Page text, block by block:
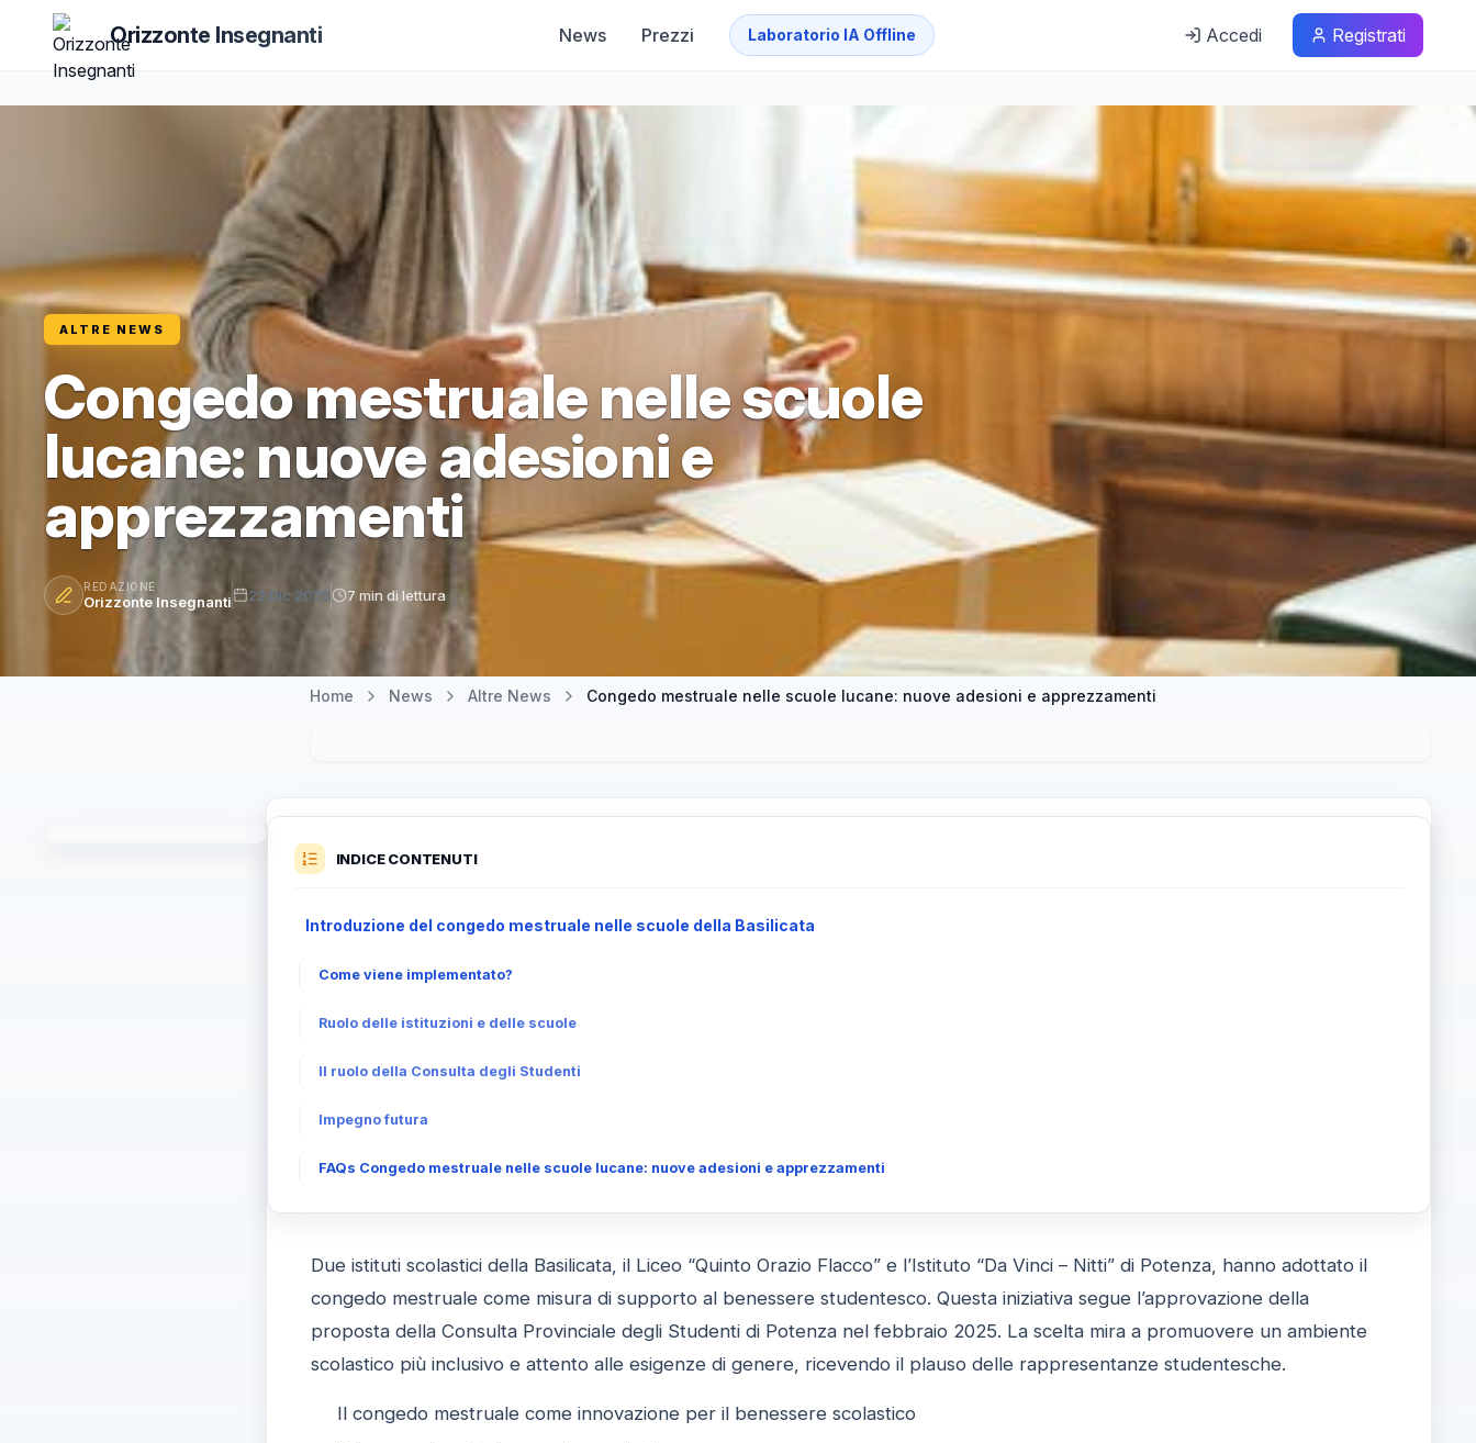
Orizzonte Insegnanti News Prezzi Laboratorio IA Offline Accedi Registrati
ALTRE NEWS
Congedo mestruale nelle scuole
lucane: nuove adesioni e
apprezzamenti
REDAZIONE
Orizzonte Insegnanti 22 Dic 2025 7 min di lettura
Home News Altre News Congedo mestruale nelle scuole lucane: nuove adesioni e apprezzamenti
INDICE CONTENUTI
Introduzione del congedo mestruale nelle scuole della Basilicata
Come viene implementato?
Ruolo delle istituzioni e delle scuole
Il ruolo della Consulta degli Studenti
Impegno futura
FAQs Congedo mestruale nelle scuole lucane: nuove adesioni e apprezzamenti
Due istituti scolastici della Basilicata, il Liceo “Quinto Orazio Flacco” e l’Istituto “Da Vinci – Nitti” di Potenza, hanno adottato il
congedo mestruale come misura di supporto al benessere studentesco. Questa iniziativa segue l’approvazione della
proposta della Consulta Provinciale degli Studenti di Potenza nel febbraio 2025. La scelta mira a promuovere un ambiente
scolastico più inclusivo e attento alle esigenze di genere, ricevendo il plauso delle rappresentanze studentesche.
Il congedo mestruale come innovazione per il benessere scolastico